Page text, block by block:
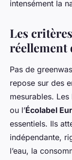
intensément la
Les
réellement
Pas de
repose sur des
mesurables.
ou l’Écolabel
essentiels. Ils
indépendante,
l’eau, la